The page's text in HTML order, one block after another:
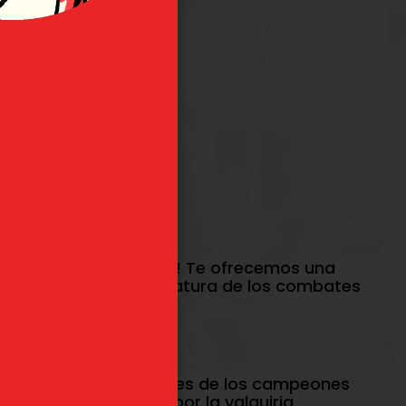
ya ha comenzado! Te ofrecemos una
epicidad y la musculatura de los combates
más imponentes de los campeones